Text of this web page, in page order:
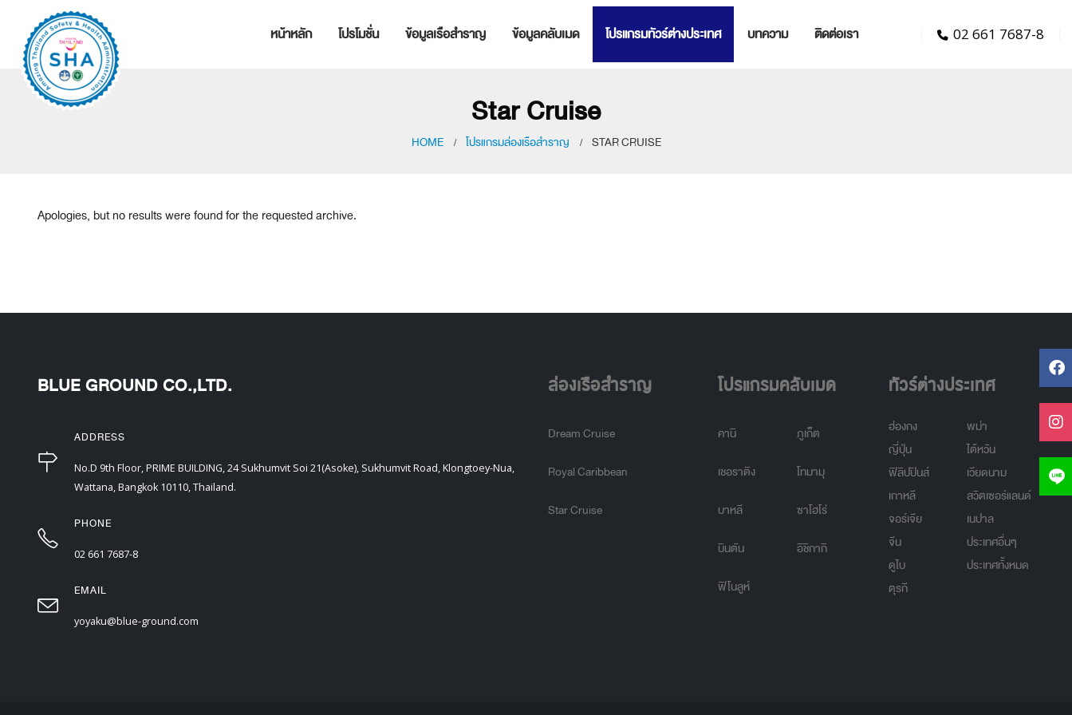
หน้าหลัก โปรโมชั่น ข้อมูลเรือสำราญ ข้อมูลคลับเมด โปรแกรมทัวร์ต่างประเทศ บทความ ติดต่อเรา 02 661 7687-8
Star Cruise
HOME โปรแกรมล่องเรือสำราญ STAR CRUISE
Apologies, but no results were found for the requested archive.
BLUE GROUND CO.,LTD.
ADDRESS
No.D 9th Floor, PRIME BUILDING, 24 Sukhumvit Soi 21(Asoke), Sukhumvit Road, Klongtoey-Nua,
Wattana, Bangkok 10110, Thailand.
PHONE
02 661 7687-8
EMAIL
yoyaku@blue-ground.com
ล่องเรือสำราญ
Dream Cruise
Royal Caribbean
Star Cruise
โปรแกรมคลับเมด
คานิ
เชอราติง
บาหลี
บินตัน
ฟิโนลูห์
ภูเก็ต
โทมามุ
ซาโฮโร่
อิชิกากิ
ทัวร์ต่างประเทศ
ฮ่องกง
ญี่ปุ่น
ฟิลิปปินส์
เกาหลี
จอร์เจีย
จีน
ดูไบ
ตุรกี
พม่า
ไต้หวัน
เวียดนาม
สวิตเซอร์แลนด์
เนปาล
ประเทศอื่นๆ
ประเทศทั้งหมด